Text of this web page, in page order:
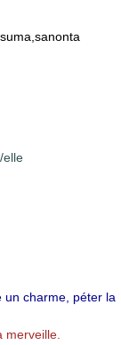
elle
charme, péter la
merveille.